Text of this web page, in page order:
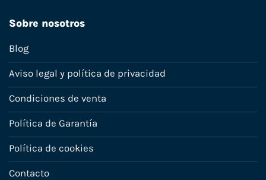
Sobre nosotros
Blog
Aviso legal y política de privacidad
Condiciones de venta
Política de Garantía
Política de cookies
Contacto